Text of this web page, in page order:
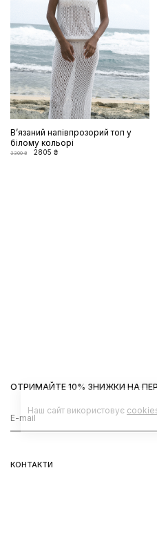
Вʼязаний напівпрозорий топ у
білому кольорі
3300 ₴ 2805 ₴
КОНТАКТИ
ОТРИМАЙТЕ 10% ЗНИЖКИ НА
Наш сайт використовує